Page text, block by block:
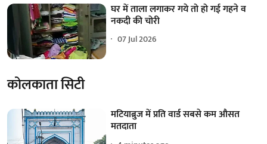
घर में ताला लगाकर गये तो हो गई गहने व
नकदी की चोरी
07 Jul 2026
कोलकाता सिटी
मटियाब्रुज में प्रति वार्ड सबसे कम औसत
मतदाता